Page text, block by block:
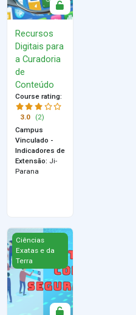
Recursos
Digitais para
a Curadoria
de
Conteúdo
Course rating:
3.0
(2)
Campus
Vinculado -
Indicadores de
Extensão: Ji-
Parana
Conecte-se com segurança
Ciências
Exatas e da
Terra